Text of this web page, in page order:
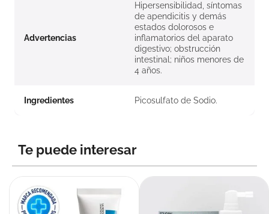
Advertencias
Hipersensibilidad, síntomas
de apendicitis y demás
estados dolorosos e
inflamatorios del aparato
digestivo; obstrucción
intestinal; niños menores de
4 años.
Ingredientes Picosulfato de Sodio.
Te puede interesar